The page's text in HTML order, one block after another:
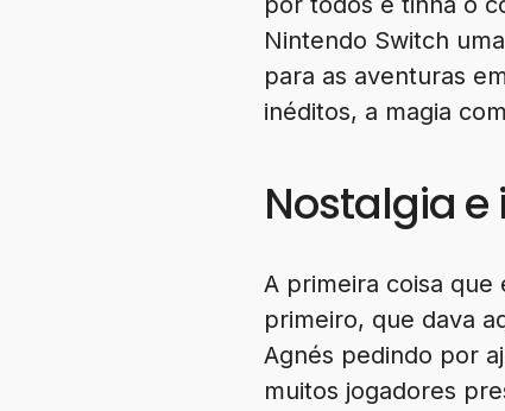
Nintendo Switch
para as aventuras
inéditos, a magia
Nostalgia
A primeira coisa que
primeiro, que dava
Agnés pedindo por
muitos jogadores